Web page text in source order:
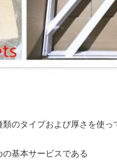
のタイプおよび厚さを使っ
基本サービスである